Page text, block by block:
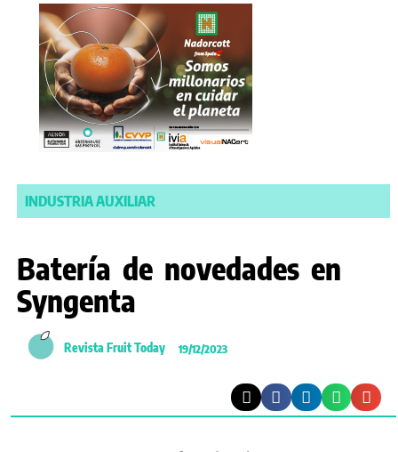
INDUSTRIA AUXILIAR
Batería de novedades en
Syngenta
Revista Fruit Today 19/12/2023